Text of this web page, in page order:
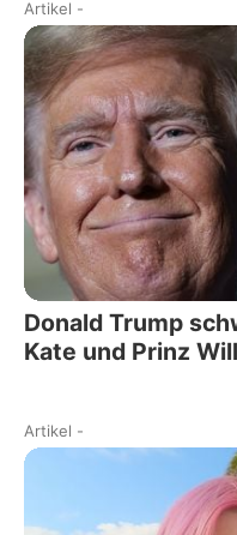
Artikel -
Donald Trump
Kate und Prinz
Artikel -